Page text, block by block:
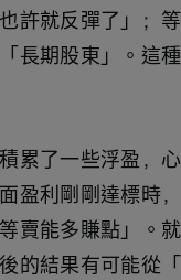
許就反彈了」；
長期股東」。這
累了一些浮盈，
盈利剛剛達標時
賣能多賺點」。
的結果有可能從